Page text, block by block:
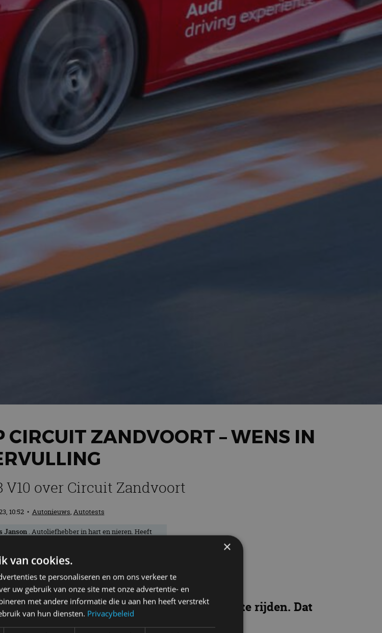
CIRCUIT ZANDVOORT – WENS IN
V10 over Circuit Zandvoort
10:52 • Autonieuws, Autotests
Janson . Autoliefhebber in hart en nieren. Heeft
en rijdt zelf met plezier in een Buick
een Audi R8 V10 over Circuit Zandvoort te rijden. Dat
×
van cookies.
te personaliseren en om ons verkeer te
uw gebruik van onze site met onze advertentie- en
met andere informatie die u aan hen heeft verstrekt
van hun diensten. Privacybeleid